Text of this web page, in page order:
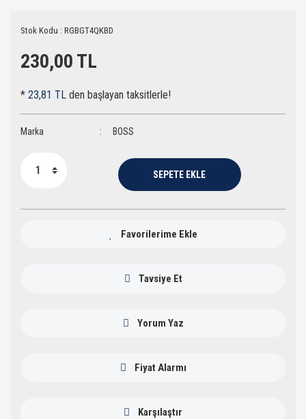
Stok Kodu : RGBGT4QKBD
230,00 TL
* 23,81 TL den başlayan taksitlerle!
Marka BOSS
SEPETE EKLE
Tavsiye Et
Yorum Yaz
Fiyat Alarmı
Karşılaştır